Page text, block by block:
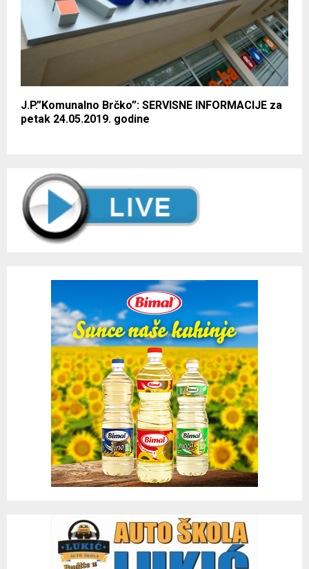
J.P.”Komunalno Brčko”: SERVISNE INFORMACIJE za
petak 24.05.2019. godine